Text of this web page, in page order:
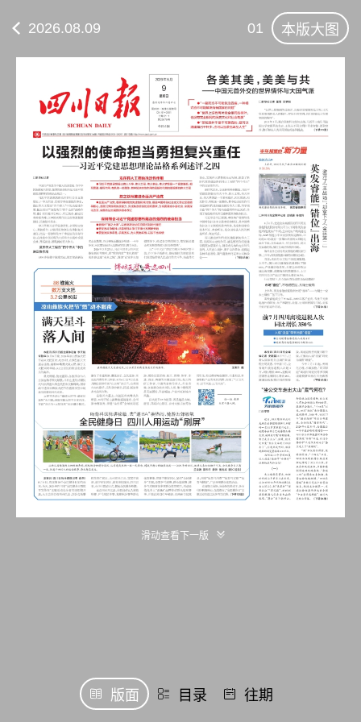
2026.08.09 01 本版大图
滑动查看下一版
版面 目录 往期